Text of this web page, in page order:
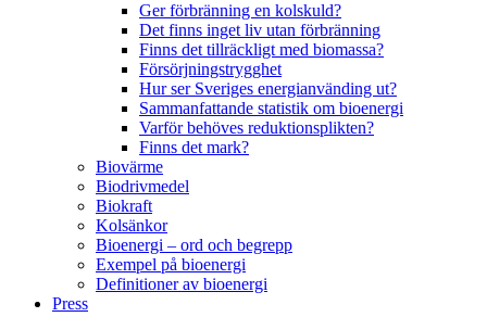
Ger förbränning en kolskuld?
Det finns inget liv utan förbränning
Finns det tillräckligt med biomassa?
Försörjningstrygghet
Hur ser Sveriges energianvänding ut?
Sammanfattande statistik om bioenergi
Varför behöves reduktionsplikten?
Finns det mark?
Biovärme
Biodrivmedel
Biokraft
Kolsänkor
Bioenergi – ord och begrepp
Exempel på bioenergi
Definitioner av bioenergi
Press